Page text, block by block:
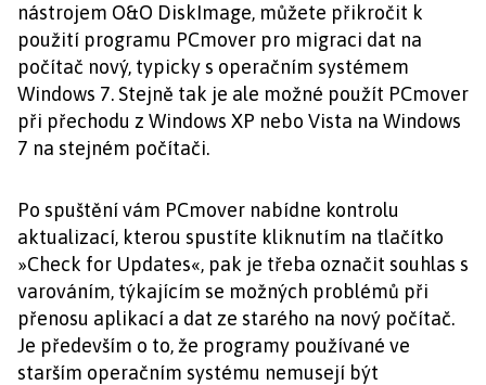
nástrojem O&O DiskImage, můžete přikročit k
použití programu PCmover pro migraci dat na
počítač nový, typicky s operačním systémem
Windows 7. Stejně tak je ale možné použít PCmover
při přechodu z Windows XP nebo Vista na Windows
7 na stejném počítači.
Po spuštění vám PCmover nabídne kontrolu
aktualizací, kterou spustíte kliknutím na tlačítko
»Check for Updates«, pak je třeba označit souhlas s
varováním, týkajícím se možných problémů při
přenosu aplikací a dat ze starého na nový počítač.
Je především o to, že programy používané ve
starším operačním systému nemusejí být